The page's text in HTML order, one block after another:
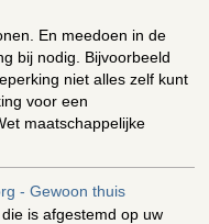
En meedoen in de
bij nodig. Bijvoorbeeld
niet alles zelf kunt
voor een
maatschappelijke
- Gewoon thuis
is afgestemd op uw